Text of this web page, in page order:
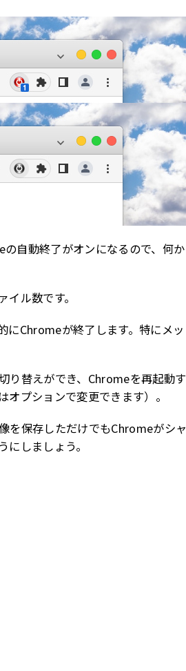
自動終了がオンになるので、何か
ル数です。
にChromeが終了します。特にメッ
り替えができ、Chromeを再起動す
プションで変更できます）。
を保存しただけでもChromeがシャ
しましょう。